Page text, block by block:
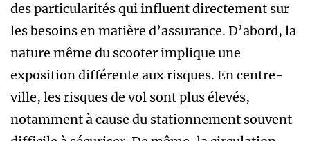
des particularités qui influent directement sur
les besoins en matière d’assurance. D’abord, la
nature même du scooter implique une
exposition différente aux risques. En centre-
ville, les risques de vol sont plus élevés,
notamment à cause du stationnement souvent